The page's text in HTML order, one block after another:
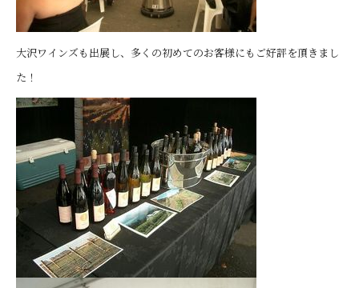
大沢ワインズも出展し、多くの初めてのお客様にもご好評を頂きまし
た！